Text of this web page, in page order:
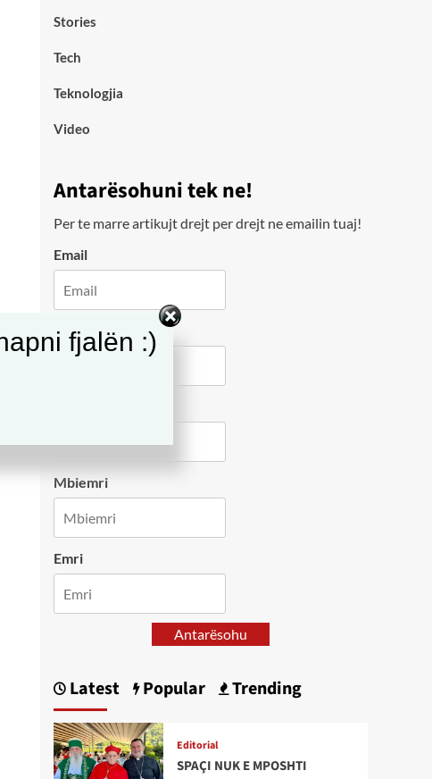
Stories
Tech
Teknologjia
Video
Antarësohuni tek ne!
Per te marre artikujt drejt per drejt ne emailin tuaj!
Email
City
Mbiemri
Emri
Antarësohu
Latest Popular Trending
Editorial
SPAÇI NUK E MPOSHTI
fjalën :)